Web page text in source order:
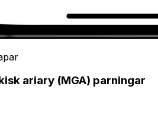
ariary (MGA) parningar